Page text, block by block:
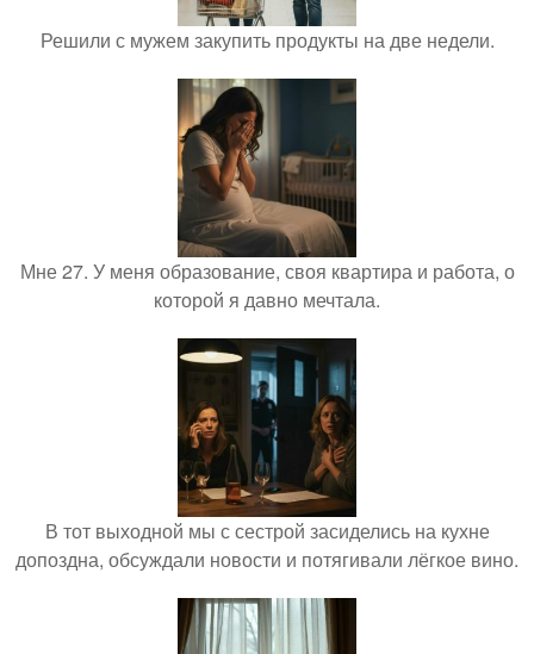
Решили с мужем закупить продукты на две недели.
Мне 27. У меня образование, своя квартира и работа, о
которой я давно мечтала.
В тот выходной мы с сестрой засиделись на кухне
допоздна, обсуждали новости и потягивали лёгкое вино.